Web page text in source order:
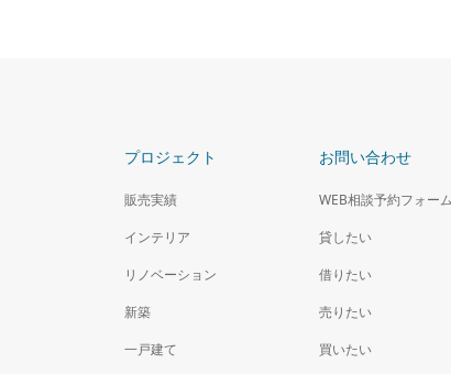
プロジェクト
販売実績
インテリア
リノベーション
新築
一戸建て
お問い合わせ
WEB相談予約フォー
貸したい
借りたい
売りたい
買いたい